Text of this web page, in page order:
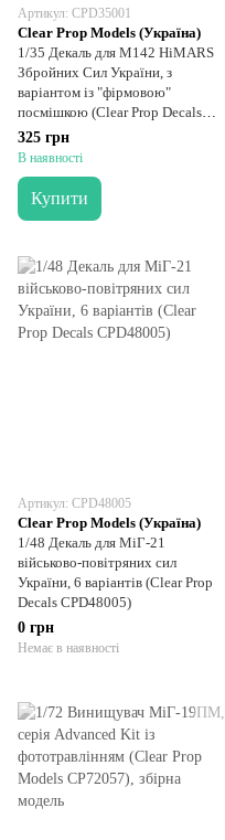
Артикул: CPD35001
Clear Prop Models (Україна)
1/35 Декаль для M142 HiMARS
Збройних Сил України, з
варіантом із "фірмовою"
посмішкою (Clear Prop Decals
CPD35001)
325 грн
В наявності
Купити
Артикул: CPD48005
Clear Prop Models (Україна)
1/48 Декаль для МіГ-21
військово-повітряних сил
України, 6 варіантів (Clear Prop
Decals CPD48005)
0 грн
Немає в наявності